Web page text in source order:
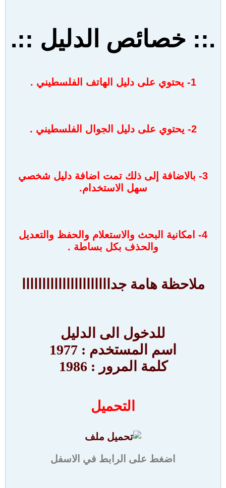
.:: خصائص الدليل ::.
1- يحتوي على دليل الهاتف الفلسطيني .
2- يحتوي على دليل الجوال الفلسطيني .
3- بالاضافة إلى ذلك تمت اضافة دليل شخصي
سهل الاستخدام.
4- امكانية البحث والاستعلام والحفظ والتعديل
والحذف بكل بساطة .
ملاحظة هامة جداااااااااااااااااااااا
للدخول الى الدليل
اسم المستخدم : 1977
كلمة المرور : 1986
التحميل
اضغط على الرابط في الاسفل